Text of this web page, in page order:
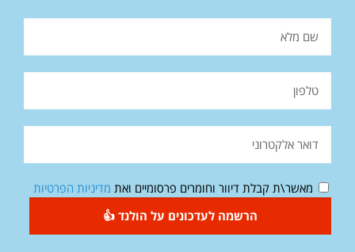
מאשר\ת קבלת דיוור וחומרים פרסומיים ואת מדיניות הפרטיות
הרשמה לעדכונים על הולנד 👍